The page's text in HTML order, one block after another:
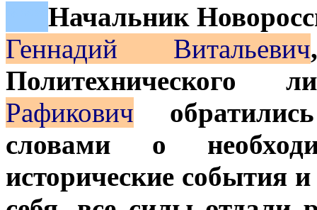
Начальник
Геннадий Витальевич
Политехнического
Рафикович
словами о
исторические события